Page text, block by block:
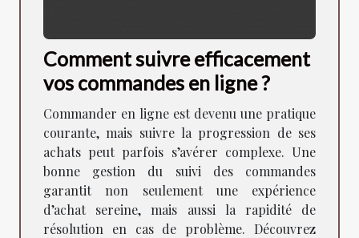
Comment suivre efficacement
vos commandes en ligne ?
Commander en ligne est devenu une pratique
courante, mais suivre la progression de ses
achats peut parfois s’avérer complexe. Une
bonne gestion du suivi des commandes
garantit non seulement une expérience
d’achat sereine, mais aussi la rapidité de
résolution en cas de problème. Découvrez